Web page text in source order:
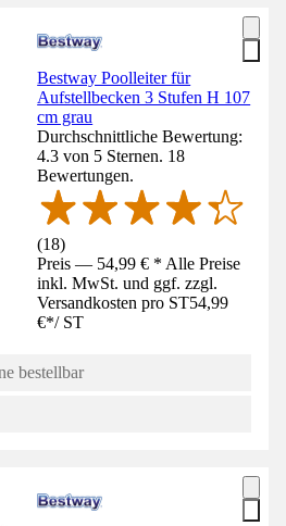
Bestway Poolleiter für
Aufstellbecken 3 Stufen H 107
cm grau
Durchschnittliche Bewertung:
4.3 von 5 Sternen. 18
Bewertungen.
(18)
Preis — 54,99 € * Alle Preise
inkl. MwSt. und ggf. zzgl.
Versandkosten pro ST54,99
€*/ ST
bestellbar